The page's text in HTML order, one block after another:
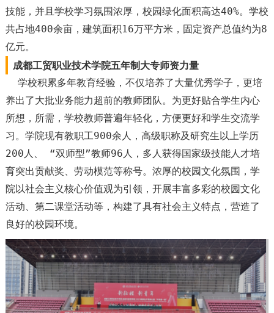
技能，并且学校学习氛围浓厚，校园绿化面积高达40%。学校
共占地400余亩，建筑面积16万平方米，固定资产总值约为8
亿元。
成都工贸职业技术学院五年制大专师资力量
学校积累多年教育经验，不仅培养了大量优秀学子，更培
养出了大批业务能力超前的教师团队。为更好贴合学生内心
所想，所需，学校教师普遍年轻化，方便更好和学生交流学
习。学院现有教职工900余人，高级职称及研究生以上学历
200人、 “双师型”教师96人，多人获得国家级技能人才培
育突出贡献奖、劳动模范等称号。浓厚的校园文化氛围，学
院以社会主义核心价值观为引领，开展丰富多彩的校园文化
活动、第二课堂活动等，构建了具有社会主义特点，营造了
良好的校园环境。